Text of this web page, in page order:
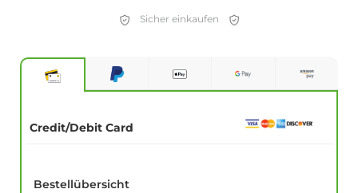
Sicher einkaufen
Credit/Debit Card
Bestellübersicht